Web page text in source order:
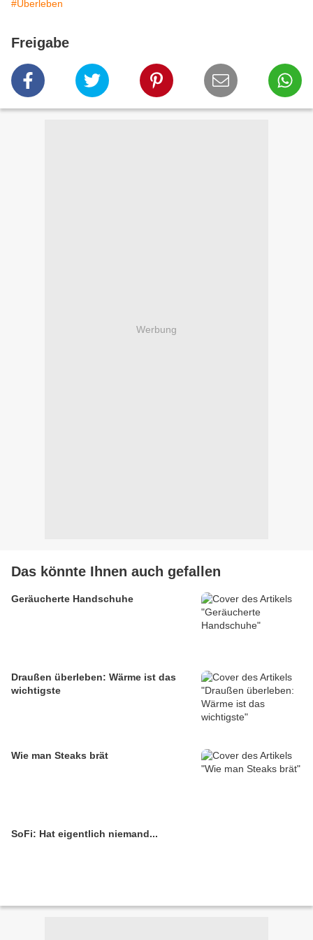
#Überleben
Freigabe
Werbung
Das könnte Ihnen auch gefallen
Geräucherte Handschuhe
Draußen überleben: Wärme ist das
wichtigste
Wie man Steaks brät
SoFi: Hat eigentlich niemand...